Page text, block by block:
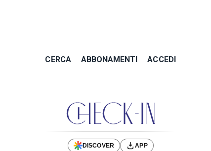
CERCA ABBONAMENTI ACCEDI
DISCOVER APP